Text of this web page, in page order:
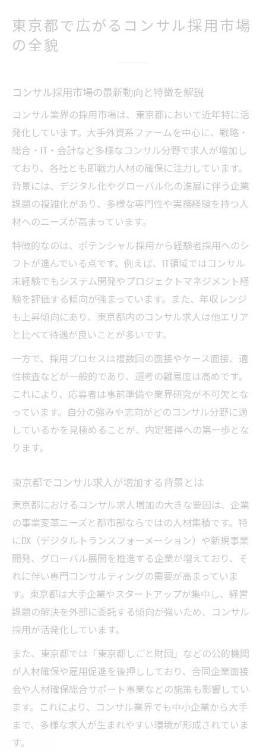
年収アップを目指すコンサル転職の秘訣
コンサル転職で年収アップを実現する戦略
コンサル業界で年収1000万円を目指す考え
方
転職活動で失敗しないコンサル求人の選び
方
コンサル年収アップに直結するスキルとは
コンサル分野で働き方を比べるポイント
コンサル分野別に異なる働き方の特徴を比
較
東京都内コンサルの勤務先選びで注目すべ
き点
戦略系・総合系・IT系で働き方はどう違う？
ワークライフバランスを考えたコンサル選
択術
コンサル業界のキャリアパス比較ポイント
中小企業向けコンサルの採用動向を探る
中小企業向けコンサル採用の現状と将来性
東京都の中小企業でコンサル需要が高まる
理由
中小企業で活躍できるコンサルの特徴とは
東京しごと財団による中小向け支援策を解
説
年収1000万円突破のコンサルキャリア戦略
コンサルで年収1000万円を突破する条件
東京都のコンサルで高収入を実現する方法
キャリアパス別にみる年収到達スピード
昇進を見据えたコンサルキャリア構築法
コンサル採用と東京都の雇用トレンドを解説
東京都の雇用トレンドとコンサル採用の関
コンサル採用に影響する人材確保支援施策
東京都で広がるコンサル採用市場
の全貌
コンサル採用市場の最新動向と特徴を解説
コンサル業界の採用市場は、東京都において近年特に活
発化しています。大手外資系ファームを中心に、戦略・
総合・IT・会計など多様なコンサル分野で求人が増加し
ており、各社とも即戦力人材の確保に注力しています。
背景には、デジタル化やグローバル化の進展に伴う企業
課題の複雑化があり、多様な専門性や実務経験を持つ人
材へのニーズが高まっています。
特徴的なのは、ポテンシャル採用から経験者採用へのシ
フトが進んでいる点です。例えば、IT領域ではコンサル
未経験でもシステム開発やプロジェクトマネジメント経
験を評価する傾向が強まっています。また、年収レンジ
も上昇傾向にあり、東京都内のコンサル求人は他エリア
と比べて待遇が良いことが多いです。
一方で、採用プロセスは複数回の面接やケース面接、適
性検査などが一般的であり、選考の難易度は高めです。
これにより、応募者は事前準備や業界研究が不可欠とな
っています。自分の強みや志向がどのコンサル分野に適
しているかを見極めることが、内定獲得への第一歩とな
ります。
東京都でコンサル求人が増加する背景とは
東京都におけるコンサル求人増加の大きな要因は、企業
の事業変革ニーズと都市部ならではの人材集積です。特
にDX（デジタルトランスフォーメーション）や新規事業
開発、グローバル展開を推進する企業が増えており、そ
れに伴い専門コンサルティングの需要が高まっていま
す。東京都は大手企業やスタートアップが集中し、経営
課題の解決を外部に委託する傾向が強いため、コンサル
採用が活発化しています。
また、東京都では「東京都しごと財団」などの公的機関
が人材確保や雇用促進を後押ししており、合同企業面接
会や人材確保総合サポート事業などの施策も影響してい
ます。これにより、コンサル業界でも中小企業から大手
まで、多様な求人が生まれやすい環境が形成されていま
す。